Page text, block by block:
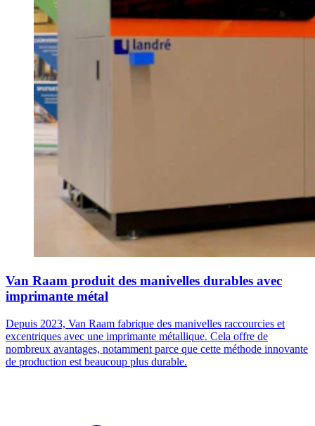
Van Raam produit des manivelles durables avec
imprimante métal
Depuis 2023, Van Raam fabrique des manivelles raccourcies et
excentriques avec une imprimante métallique. Cela offre de
nombreux avantages, notamment parce que cette méthode innovante
de production est beaucoup plus durable.